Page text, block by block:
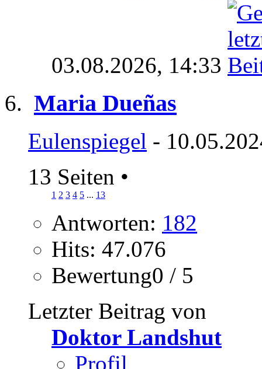
03.08.2026, 14:33
Maria Dueñas
Eulenspiegel -
13 Seiten •
1 2 3 4 5 ... 13
Antworten: 182
Hits: 47.076
Bewertung0 / 5
Letzter Beitrag von
Doktor Landshut
Profil